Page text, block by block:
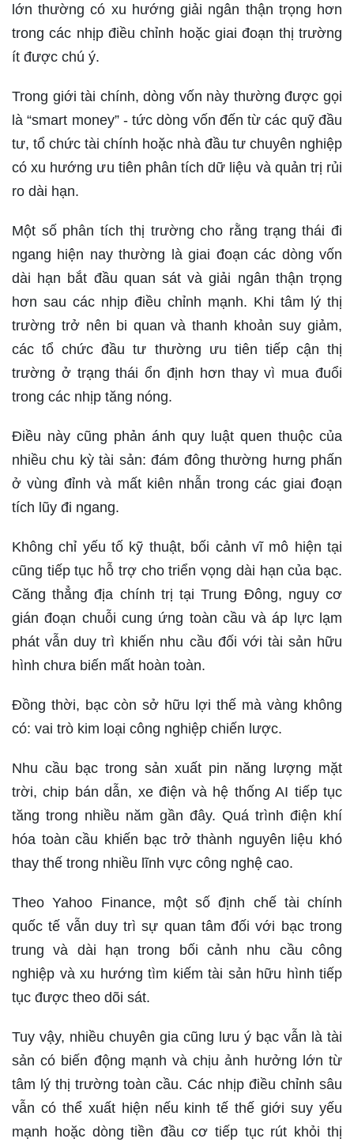
lớn thường có xu hướng giải ngân thận trọng hơn
trong các nhịp điều chỉnh hoặc giai đoạn thị trường
ít được chú ý.
Trong giới tài chính, dòng vốn này thường được gọi
là “smart money” - tức dòng vốn đến từ các quỹ đầu
tư, tổ chức tài chính hoặc nhà đầu tư chuyên nghiệp
có xu hướng ưu tiên phân tích dữ liệu và quản trị rủi
ro dài hạn.
Một số phân tích thị trường cho rằng trạng thái đi
ngang hiện nay thường là giai đoạn các dòng vốn
dài hạn bắt đầu quan sát và giải ngân thận trọng
hơn sau các nhịp điều chỉnh mạnh. Khi tâm lý thị
trường trở nên bi quan và thanh khoản suy giảm,
các tổ chức đầu tư thường ưu tiên tiếp cận thị
trường ở trạng thái ổn định hơn thay vì mua đuổi
trong các nhịp tăng nóng.
Điều này cũng phản ánh quy luật quen thuộc của
nhiều chu kỳ tài sản: đám đông thường hưng phấn
ở vùng đỉnh và mất kiên nhẫn trong các giai đoạn
tích lũy đi ngang.
Không chỉ yếu tố kỹ thuật, bối cảnh vĩ mô hiện tại
cũng tiếp tục hỗ trợ cho triển vọng dài hạn của bạc.
Căng thẳng địa chính trị tại Trung Đông, nguy cơ
gián đoạn chuỗi cung ứng toàn cầu và áp lực lạm
phát vẫn duy trì khiến nhu cầu đối với tài sản hữu
hình chưa biến mất hoàn toàn.
Đồng thời, bạc còn sở hữu lợi thế mà vàng không
có: vai trò kim loại công nghiệp chiến lược.
Nhu cầu bạc trong sản xuất pin năng lượng mặt
trời, chip bán dẫn, xe điện và hệ thống AI tiếp tục
tăng trong nhiều năm gần đây. Quá trình điện khí
hóa toàn cầu khiến bạc trở thành nguyên liệu khó
thay thế trong nhiều lĩnh vực công nghệ cao.
Theo Yahoo Finance, một số định chế tài chính
quốc tế vẫn duy trì sự quan tâm đối với bạc trong
trung và dài hạn trong bối cảnh nhu cầu công
nghiệp và xu hướng tìm kiếm tài sản hữu hình tiếp
tục được theo dõi sát.
Tuy vậy, nhiều chuyên gia cũng lưu ý bạc vẫn là tài
sản có biến động mạnh và chịu ảnh hưởng lớn từ
tâm lý thị trường toàn cầu. Các nhịp điều chỉnh sâu
vẫn có thể xuất hiện nếu kinh tế thế giới suy yếu
mạnh hoặc dòng tiền đầu cơ tiếp tục rút khỏi thị